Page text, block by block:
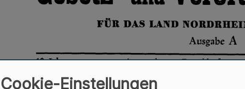
Cookie-Einstellungen